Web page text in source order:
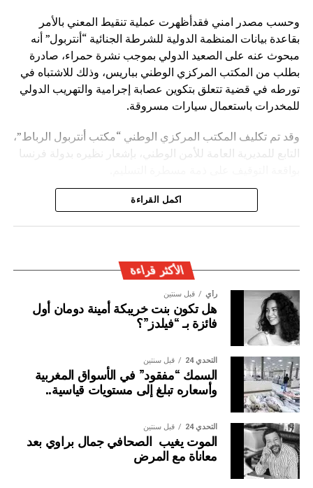
وحسب مصدر امني فقدأظهرت عملية تنقيط المعني بالأمر
بقاعدة بيانات المنظمة الدولية للشرطة الجنائية “أنتربول” أنه
مبحوث عنه على الصعيد الدولي بموجب نشرة حمراء، صادرة
بطلب من المكتب المركزي الوطني بباريس، وذلك للاشتباه في
تورطه في قضية تتعلق بتكوين عصابة إجرامية والتهريب الدولي
للمخدرات باستعمال سيارات مسروقة.
وقد تم تكليف المكتب المركزي الوطني “مكتب أنتربول الرباط”،
التابع للمديرية العامة للأمن الوطني، بإشعار نظيره بدولة فرنسا
ويأتي توقيف المشتبه به في سياق التزام المصالح الأمنية
اكمل القراءة
الأكثر قراءة
رأي قبل سنتين
هل تكون بنت خريبكة أمينة دومان أول
فائزة بـ “فيلدز”؟
التحدي 24 قبل سنتين
السمك “مفقود” في الأسواق المغربية
وأسعاره تبلغ إلى مستويات قياسية..
التحدي 24 قبل سنتين
الموت يغيب الصحافي جمال براوي بعد
معاناة مع المرض